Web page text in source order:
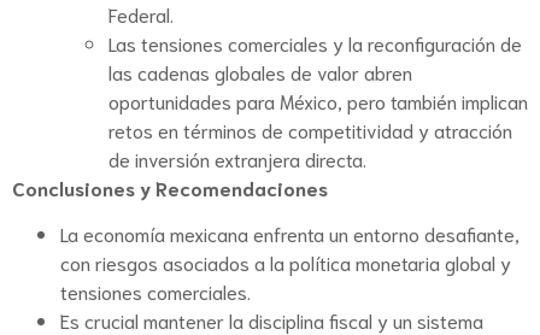
Federal.
Las tensiones comerciales y la reconfiguración de
las cadenas globales de valor abren
oportunidades para México, pero también implican
retos en términos de competitividad y atracción
de inversión extranjera directa.
Conclusiones y Recomendaciones
La economía mexicana enfrenta un entorno desafiante,
con riesgos asociados a la política monetaria global y
tensiones comerciales.
Es crucial mantener la disciplina fiscal y un sistema